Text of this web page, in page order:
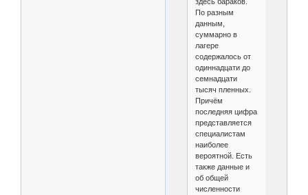
По разным
данным,
суммарно в
лагере
содержалось от
одиннадцати до
семнадцати
тысяч пленных.
Причём
последняя цифра
представляется
специалистам
наиболее
вероятной. Есть
также данные и
об общей
численности